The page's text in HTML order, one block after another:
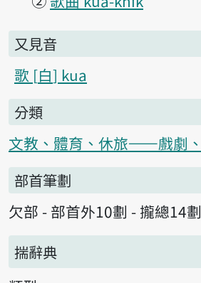
又見音
歌 白 kua
分類
文教、體育、休旅——戲劇
部首筆劃
欠部 - 部首外10劃 - 攏總14劃
揣辭典